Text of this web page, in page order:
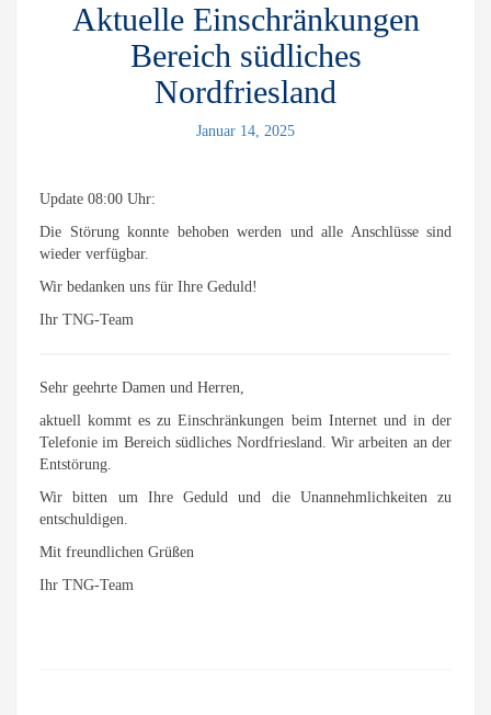
Aktuelle Einschränkungen
Bereich südliches
Nordfriesland
Januar 14, 2025
Update 08:00 Uhr:
Die Störung konnte behoben werden und alle Anschlüsse sind
wieder verfügbar.
Wir bedanken uns für Ihre Geduld!
Ihr TNG-Team
Sehr geehrte Damen und Herren,
aktuell kommt es zu Einschränkungen beim Internet und in der
Telefonie im Bereich südliches Nordfriesland. Wir arbeiten an der
Entstörung.
Wir bitten um Ihre Geduld und die Unannehmlichkeiten zu
entschuldigen.
Mit freundlichen Grüßen
Ihr TNG-Team